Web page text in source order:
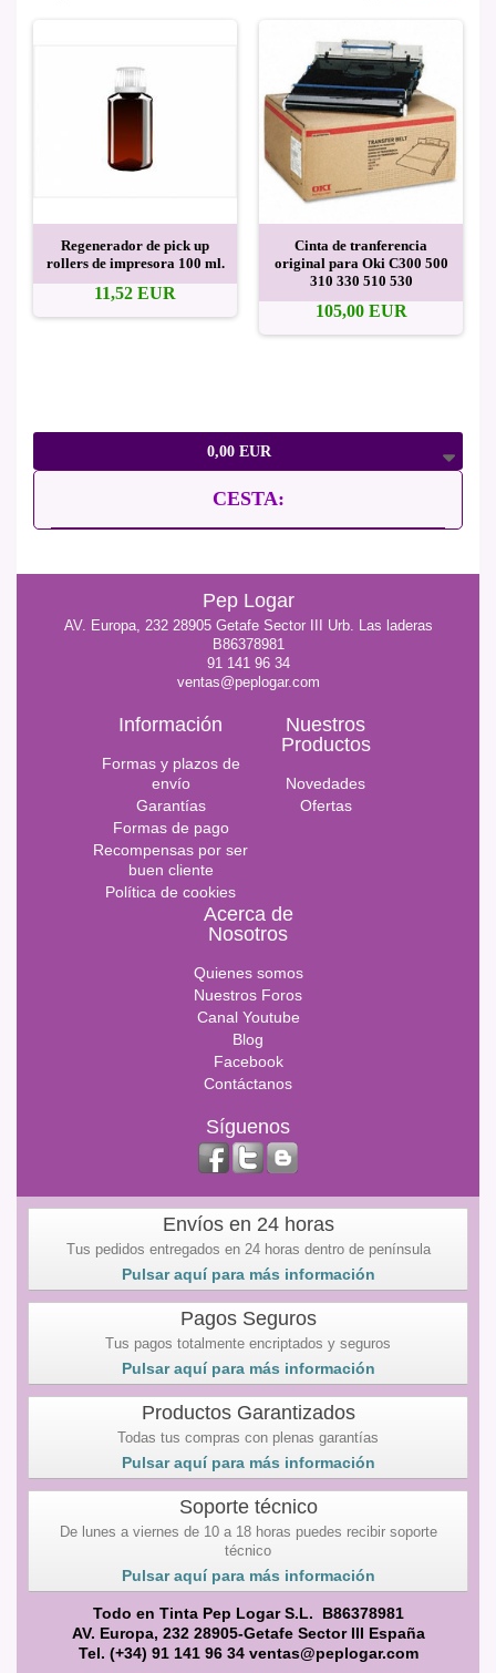
0,00 EUR
CESTA:
Regenerador de pick up
rollers de impresora 100 ml.
11,52 EUR
Cinta de tranferencia
original para Oki C300 500
310 330 510 530
105,00 EUR
Pep Logar
AV. Europa, 232 28905 Getafe Sector III Urb. Las laderas
B86378981
91 141 96 34
ventas@peplogar.com
Información
Formas y plazos de
envío
Garantías
Formas de pago
Recompensas por ser
buen cliente
Política de cookies
Nuestros
Productos
Novedades
Ofertas
Acerca de
Nosotros
Quienes somos
Nuestros Foros
Canal Youtube
Blog
Facebook
Contáctanos
Síguenos
Envíos en 24 horas
Tus pedidos entregados en 24 horas dentro de península
Pulsar aquí para más información
Pagos Seguros
Tus pagos totalmente encriptados y seguros
Pulsar aquí para más información
Productos Garantizados
Todas tus compras con plenas garantías
Pulsar aquí para más información
Soporte técnico
De lunes a viernes de 10 a 18 horas puedes recibir soporte
técnico
Pulsar aquí para más información
Todo en Tinta Pep Logar S.L. B86378981
AV. Europa, 232 28905-Getafe Sector III España
Tel. (+34) 91 141 96 34 ventas@peplogar.com